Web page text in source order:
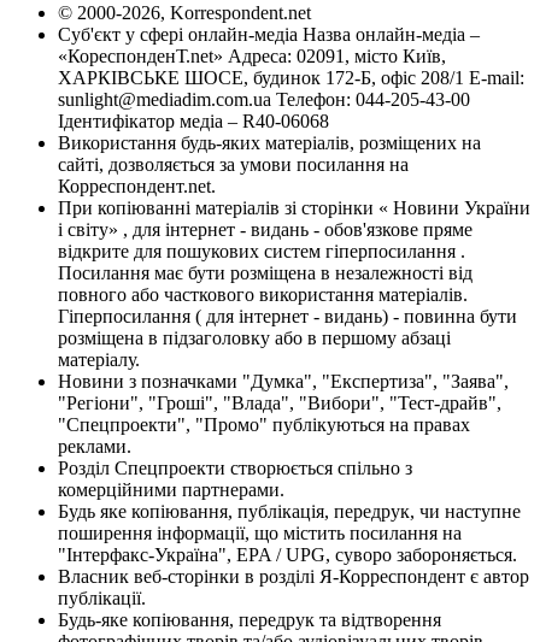
© 2000-2026, Korrespondent.net
Суб'єкт у сфері онлайн-медіа Назва онлайн-медіа –
«КореспонденТ.net» Адреса: 02091, місто Київ,
ХАРКІВСЬКЕ ШОСЕ, будинок 172-Б, офіс 208/1 E-mail:
sunlight@mediadim.com.ua Телефон: 044-205-43-00
Ідентифікатор медіа – R40-06068
Використання будь-яких матеріалів, розміщених на
сайті, дозволяється за умови посилання на
Корреспондент.net.
При копіюванні матеріалів зі сторінки « Новини України
і світу» , для інтернет - видань - обов'язкове пряме
відкрите для пошукових систем гіперпосилання .
Посилання має бути розміщена в незалежності від
повного або часткового використання матеріалів.
Гіперпосилання ( для інтернет - видань) - повинна бути
розміщена в підзаголовку або в першому абзаці
матеріалу.
Новини з позначками "Думка", "Експертиза", "Заява",
"Регіони", "Гроші", "Влада", "Вибори", "Тест-драйв",
"Спецпроекти", "Промо" публікуються на правах
реклами.
Розділ Спецпроекти створюється спільно з
комерційними партнерами.
Будь яке копіювання, публікація, передрук, чи наступне
поширення інформації, що містить посилання на
"Інтерфакс-Україна", EPA / UPG, суворо забороняється.
Власник веб-сторінки в розділі Я-Корреспондент є автор
публікації.
Будь-яке копіювання, передрук та відтворення